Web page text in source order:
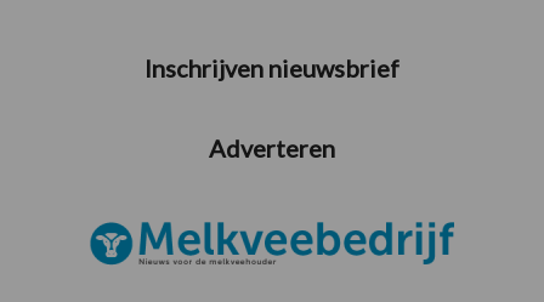
Inschrijven nieuwsbrief
Adverteren